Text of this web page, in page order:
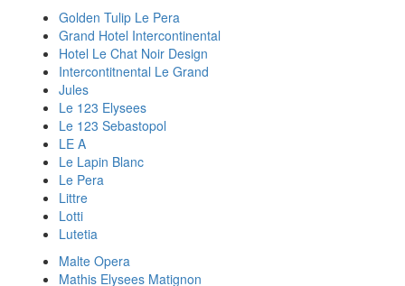
Golden Tulip Le Pera
Grand Hotel Intercontinental
Hotel Le Chat Noir Design
Intercontitnental Le Grand
Jules
Le 123 Elysees
Le 123 Sebastopol
LE A
Le Lapin Blanc
Le Pera
Littre
Lotti
Lutetia
Malte Opera
Mathis Elysees Matignon